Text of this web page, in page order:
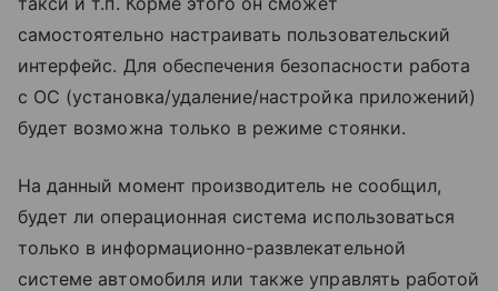
самостоятельно настраивать пользовательский
интерфейс. Для обеспечения безопасности работа
с ОС (установка/удаление/настройка приложений)
будет возможна только в режиме стоянки.
На данный момент производитель не сообщил,
будет ли операционная система использоваться
только в информационно-развлекательной
системе автомобиля или также управлять работой